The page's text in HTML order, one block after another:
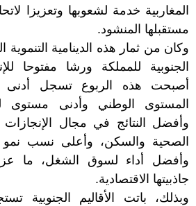
المغاربية خدمة لشعوبها وتعزيزا
مستقبلها المنشود.
وكان من ثمار هذه الدينامية التنموية
الجنوبية للمملكة ورشا مفتوحا
أصبحت هذه الربوع تسجل أدنى
المستوى الوطني وأدنى مستوى
وأفضل النتائج في مجال الإنجازات
الصحية والسكن، وأعلى نسب نمو
وأفضل أداء لسوق الشغل، ما
جاذبيتها الاقتصادية.
وبذلك، باتت الأقاليم الجنوبية